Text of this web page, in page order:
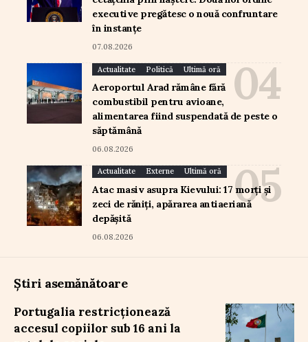
executive pregătesc o nouă confruntare
în instanțe
07.08.2026
Actualitate Politică Ultimă oră
Aeroportul Arad rămâne fără
combustibil pentru avioane,
alimentarea fiind suspendată de peste o
săptămână
06.08.2026
Actualitate Externe Ultimă oră
Atac masiv asupra Kievului: 17 morți și
zeci de răniți, apărarea antiaeriană
depășită
06.08.2026
Știri asemănătoare
Portugalia restricționează
accesul copiilor sub 16 ani la